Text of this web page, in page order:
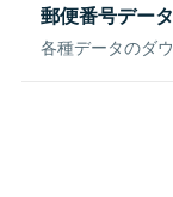
郵便番号デー
各種データのダ